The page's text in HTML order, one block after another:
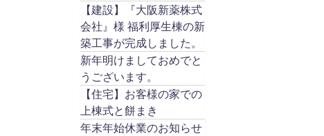
【建設】『大阪新薬株式
会社』様 福利厚生棟の新
築工事が完成しました。
新年明けましておめでと
うございます。
【住宅】お客様の家での
上棟式と餅まき
年末年始休業のお知らせ